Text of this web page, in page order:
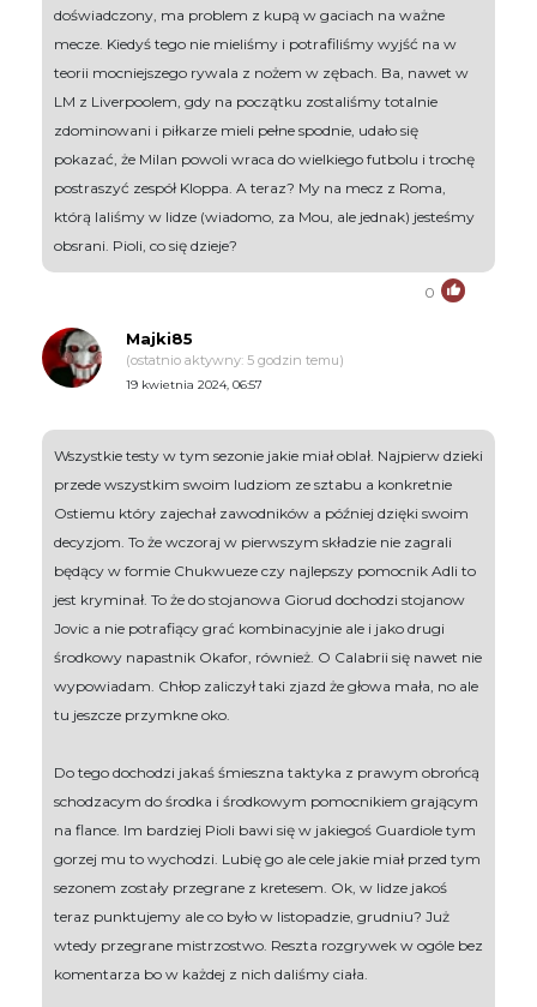
doświadczony, ma problem z kupą w gaciach na ważne
mecze. Kiedyś tego nie mieliśmy i potrafiliśmy wyjść na w
teorii mocniejszego rywala z nożem w zębach. Ba, nawet w
LM z Liverpoolem, gdy na początku zostaliśmy totalnie
zdominowani i piłkarze mieli pełne spodnie, udało się
pokazać, że Milan powoli wraca do wielkiego futbolu i trochę
postraszyć zespół Kloppa. A teraz? My na mecz z Roma,
którą laliśmy w lidze (wiadomo, za Mou, ale jednak) jesteśmy
obsrani. Pioli, co się dzieje?
0
Majki85
(ostatnio aktywny: 5 godzin temu)
19 kwietnia 2024, 06:57
Wszystkie testy w tym sezonie jakie miał oblał. Najpierw dzieki
przede wszystkim swoim ludziom ze sztabu a konkretnie
Ostiemu który zajechał zawodników a później dzięki swoim
decyzjom. To że wczoraj w pierwszym składzie nie zagrali
będący w formie Chukwueze czy najlepszy pomocnik Adli to
jest kryminał. To że do stojanowa Giorud dochodzi stojanow
Jovic a nie potrafiący grać kombinacyjnie ale i jako drugi
środkowy napastnik Okafor, również. O Calabrii się nawet nie
wypowiadam. Chłop zaliczył taki zjazd że głowa mała, no ale
tu jeszcze przymkne oko.
Do tego dochodzi jakaś śmieszna taktyka z prawym obrońcą
schodzacym do środka i środkowym pomocnikiem grającym
na flance. Im bardziej Pioli bawi się w jakiegoś Guardiole tym
gorzej mu to wychodzi. Lubię go ale cele jakie miał przed tym
sezonem zostały przegrane z kretesem. Ok, w lidze jakoś
teraz punktujemy ale co było w listopadzie, grudniu? Już
wtedy przegrane mistrzostwo. Reszta rozgrywek w ogóle bez
komentarza bo w każdej z nich daliśmy ciała.